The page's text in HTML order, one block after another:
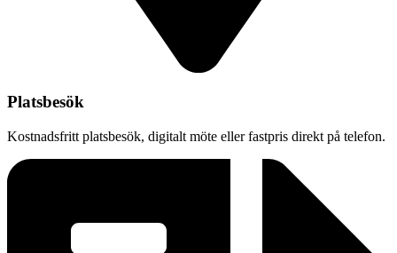
Platsbesök
Kostnadsfritt platsbesök, digitalt möte eller fastpris direkt på telefon.